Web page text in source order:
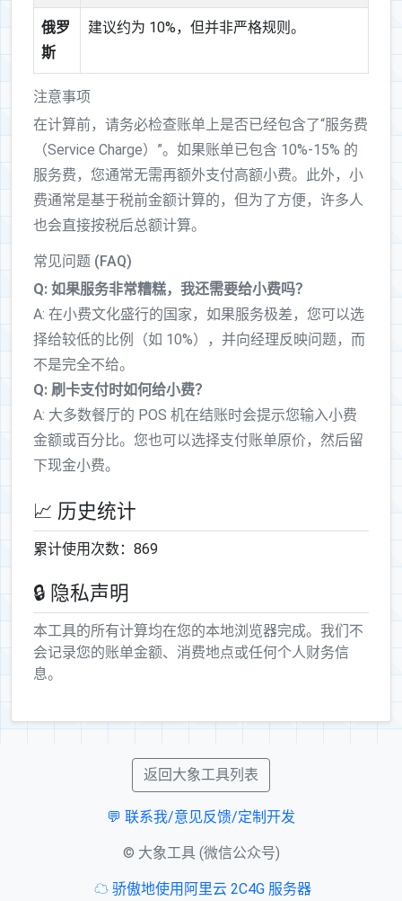
俄罗
斯
建议约为 10%，但并非严格规则。
注意事项
在计算前，请务必检查账单上是否已经包含了“服务费
（Service Charge）”。如果账单已包含 10%-15% 的
服务费，您通常无需再额外支付高额小费。此外，小
费通常是基于税前金额计算的，但为了方便，许多人
也会直接按税后总额计算。
常见问题 (FAQ)
Q: 如果服务非常糟糕，我还需要给小费吗？
A: 在小费文化盛行的国家，如果服务极差，您可以选
择给较低的比例（如 10%），并向经理反映问题，而
不是完全不给。
Q: 刷卡支付时如何给小费？
A: 大多数餐厅的 POS 机在结账时会提示您输入小费
金额或百分比。您也可以选择支付账单原价，然后留
下现金小费。
📈 历史统计
累计使用次数：869
🔒 隐私声明
本工具的所有计算均在您的本地浏览器完成。我们不
会记录您的账单金额、消费地点或任何个人财务信
息。
返回大象工具列表
💬 联系我/意见反馈/定制开发
© 大象工具 (微信公众号)
☁ 骄傲地使用阿里云 2C4G 服务器